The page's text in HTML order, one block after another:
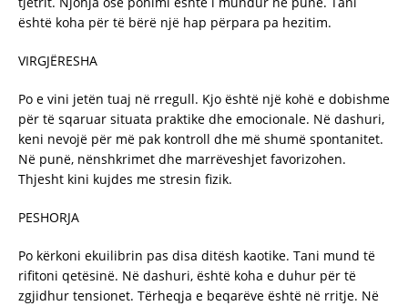
është koha për të bërë një hap përpara pa hezitim.
VIRGJËRESHA
Po e vini jetën tuaj në rregull. Kjo është një kohë e dobishme
për të sqaruar situata praktike dhe emocionale. Në dashuri,
keni nevojë për më pak kontroll dhe më shumë spontanitet.
Në punë, nënshkrimet dhe marrëveshjet favorizohen.
Thjesht kini kujdes me stresin fizik.
PESHORJA
Po kërkoni ekuilibrin pas disa ditësh kaotike. Tani mund të
rifitoni qetësinë. Në dashuri, është koha e duhur për të
zgjidhur tensionet. Tërheqja e beqarëve është në rritje. Në